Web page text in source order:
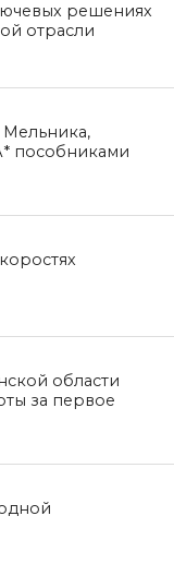
решениях
отрасли
пособниками
области
за первое